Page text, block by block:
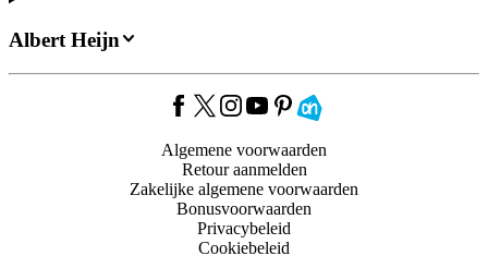
Albert Heijn
Algemene voorwaarden
Retour aanmelden
Zakelijke algemene voorwaarden
Bonusvoorwaarden
Privacybeleid
Cookiebeleid